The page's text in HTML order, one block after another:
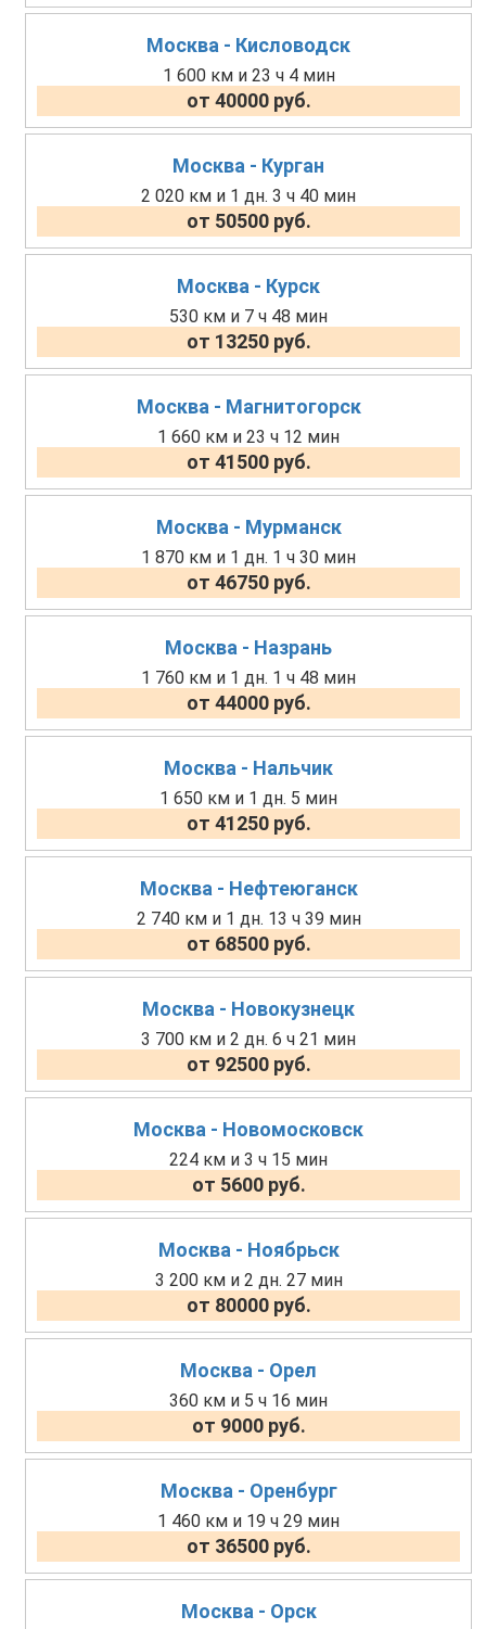
Москва - Кисловодск
1 600 км и 23 ч 4 мин
от 40000 руб.
Москва - Курган
2 020 км и 1 дн. 3 ч 40 мин
от 50500 руб.
Москва - Курск
530 км и 7 ч 48 мин
от 13250 руб.
Москва - Магнитогорск
1 660 км и 23 ч 12 мин
от 41500 руб.
Москва - Мурманск
1 870 км и 1 дн. 1 ч 30 мин
от 46750 руб.
Москва - Назрань
1 760 км и 1 дн. 1 ч 48 мин
от 44000 руб.
Москва - Нальчик
1 650 км и 1 дн. 5 мин
от 41250 руб.
Москва - Нефтеюганск
2 740 км и 1 дн. 13 ч 39 мин
от 68500 руб.
Москва - Новокузнецк
3 700 км и 2 дн. 6 ч 21 мин
от 92500 руб.
Москва - Новомосковск
224 км и 3 ч 15 мин
от 5600 руб.
Москва - Ноябрьск
3 200 км и 2 дн. 27 мин
от 80000 руб.
Москва - Орел
360 км и 5 ч 16 мин
от 9000 руб.
Москва - Оренбург
1 460 км и 19 ч 29 мин
от 36500 руб.
Москва - Орск